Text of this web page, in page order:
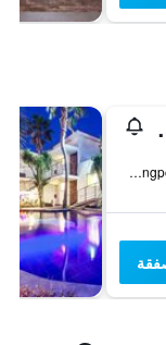
سويت
10, Ongpo 2-Gil Hallim-Eup, جيجو, كوريا الجنوبية